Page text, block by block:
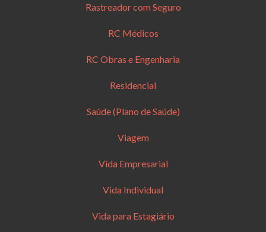
Rastreador com Seguro
RC Médicos
RC Obras e Engenharia
Residencial
Saúde (Plano de Saúde)
Viagem
Vida Empresarial
Vida Individual
Vida para Estagiário